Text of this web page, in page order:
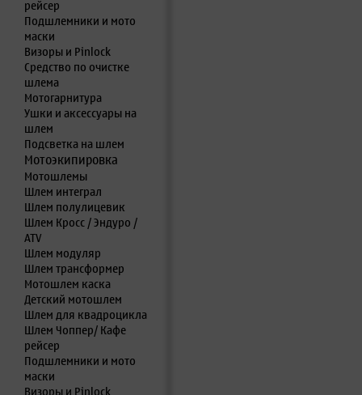
рейсер
Подшлемники и мото
маски
Визоры и Pinlock
Средство по очистке
шлема
Мотогарнитура
Ушки и аксессуары на
шлем
Подсветка на шлем
Мотоэкипировка
Мотошлемы
Шлем интеграл
Шлем полулицевик
Шлем Кросс / Эндуро /
ATV
Шлем модуляр
Шлем трансформер
Мотошлем каска
Детский мотошлем
Шлем для квадроцикла
Шлем Чоппер/ Кафе
рейсер
Подшлемники и мото
маски